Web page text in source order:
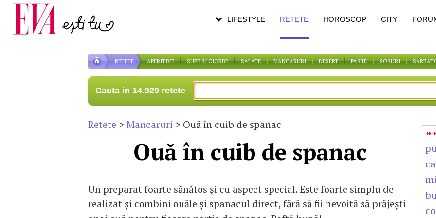
RETETE APERITIVE SUPE SI CIORBE SALATE MANCARURI DESERT PASTE SOSURI
Cauta in 14.929 retete
Retete > Mancaruri > Ouă în cuib de spanac
Ouă în cuib de spanac
Un preparat foarte sănătos şi cu aspect special. Este foarte simplu de
realizat şi combini ouăle şi spanacul direct, fără să fii nevoită să prăjeşti
LIFESTYLE RETETE HOROSCOP CITY
Carieră
Actualitate